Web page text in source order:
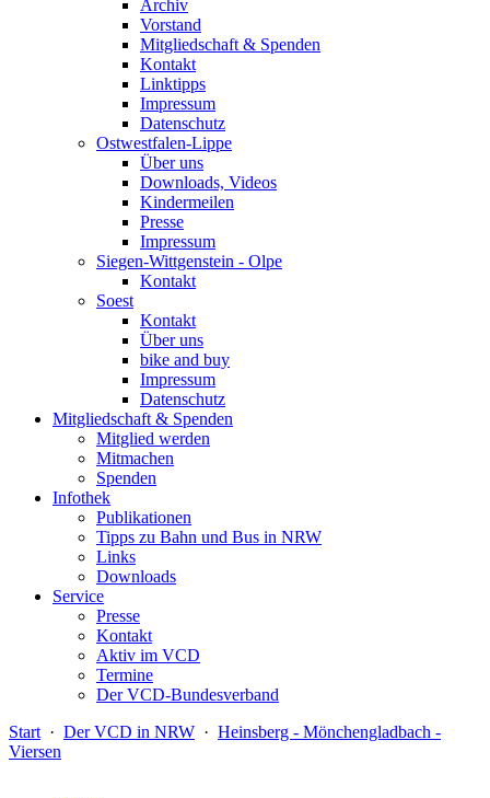
Archiv
Vorstand
Mitgliedschaft & Spenden
Kontakt
Linktipps
Impressum
Datenschutz
Ostwestfalen-Lippe
Über uns
Downloads, Videos
Kindermeilen
Presse
Impressum
Siegen-Wittgenstein - Olpe
Kontakt
Soest
Kontakt
Über uns
bike and buy
Impressum
Datenschutz
Mitgliedschaft & Spenden
Mitglied werden
Mitmachen
Spenden
Infothek
Publikationen
Tipps zu Bahn und Bus in NRW
Links
Downloads
Service
Presse
Kontakt
Aktiv im VCD
Termine
Der VCD-Bundesverband
Start · Der VCD in NRW · Heinsberg - Mönchengladbach -
Viersen